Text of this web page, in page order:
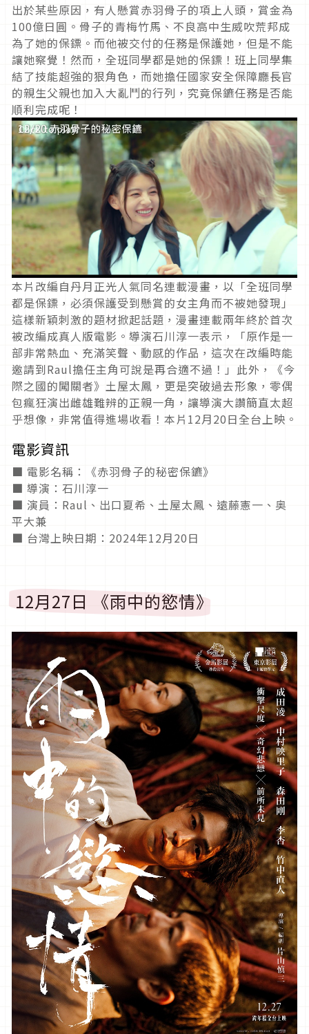
出於某些原因，有人懸賞赤羽骨子的項上人頭，賞金為
100億日圓。骨子的青梅竹馬、不良高中生威吹荒邦成
為了她的保鏢。而他被交付的任務是保護她，但是不能
讓她察覺！然而，全班同學都是她的保鏢！班上同學集
結了技能超強的狠角色，而她擔任國家安全保障廳長官
的親生父親也加入大亂鬥的行列，究竟保鑣任務是否能
順利完成呢！
Click to play
本片改編自丹月正光人氣同名連載漫畫，以「全班同學
都是保鏢，必須保護受到懸賞的女主角而不被她發現」
這樣新穎刺激的題材掀起話題，漫畫連載兩年終於首次
被改編成真人版電影。導演石川淳一表示，「原作是一
部非常熱血、充滿笑聲、動感的作品，這次在改編時能
邀請到Raul擔任主角可說是再合適不過！」此外，《今
際之國的闖關者》土屋太鳳，更是突破過去形象，零偶
包瘋狂演出雌雄難辨的正親一角，讓導演大讚簡直太超
乎想像，非常值得進場收看！本片12月20日全台上映。
電影資訊
■ 電影名稱：《赤羽骨子的秘密保鑣》
■ 導演：石川淳一
■ 演員：Raul、出口夏希、土屋太鳳、遠藤憲一、奥
平大兼
■ 台灣上映日期：2024年12月20日
12月27日 《雨中的慾情》